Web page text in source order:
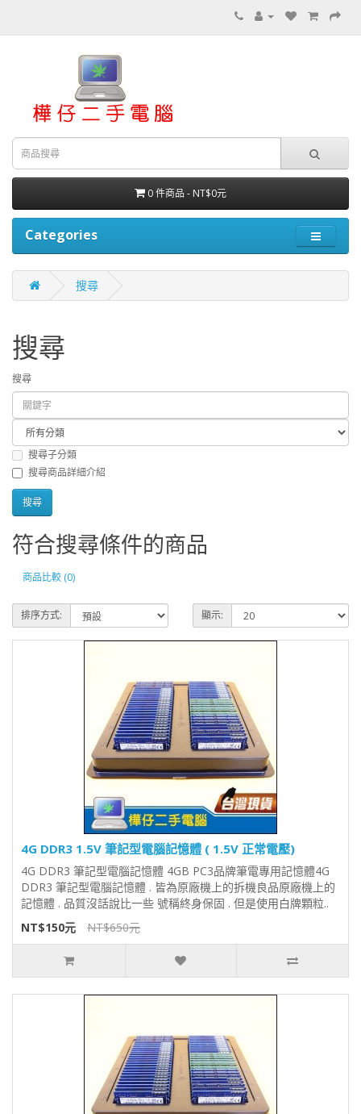
0 件商品 - NT$0元
Categories
搜尋
搜尋
搜尋
搜尋子分類
搜尋商品詳細介紹
符合搜尋條件的商品
商品比較 (0)
排序方式: 顯示:
4G DDR3 1.5V 筆記型電腦記憶體 ( 1.5V 正常電壓)
4G DDR3 筆記型電腦記憶體 4GB PC3品牌筆電專用記憶體4G
DDR3 筆記型電腦記憶體 . 皆為原廠機上的拆機良品原廠機上的
記憶體 . 品質沒話說比一些 號稱終身保固 . 但是使用白牌顆粒..
NT$150元
NT$650元